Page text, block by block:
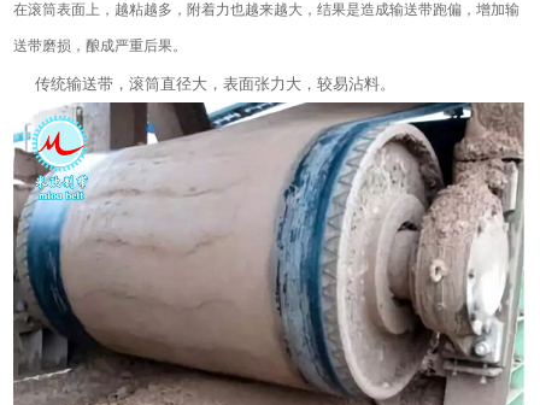
在滚筒表面上，越粘越多，附着力也越来越大，结果是造成输送带跑偏，增加输
送带磨损，酿成严重后果。
传统输送带，滚筒直径大，表面张力大，较易沾料。